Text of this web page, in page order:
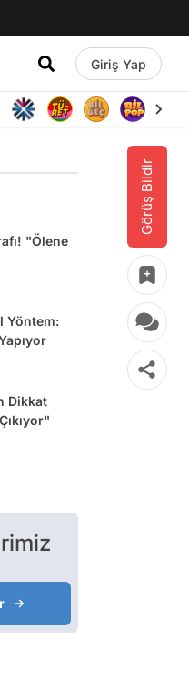
Giriş Yap
Görüş Bildir
"Ölene
Yöntem:
Dikkat